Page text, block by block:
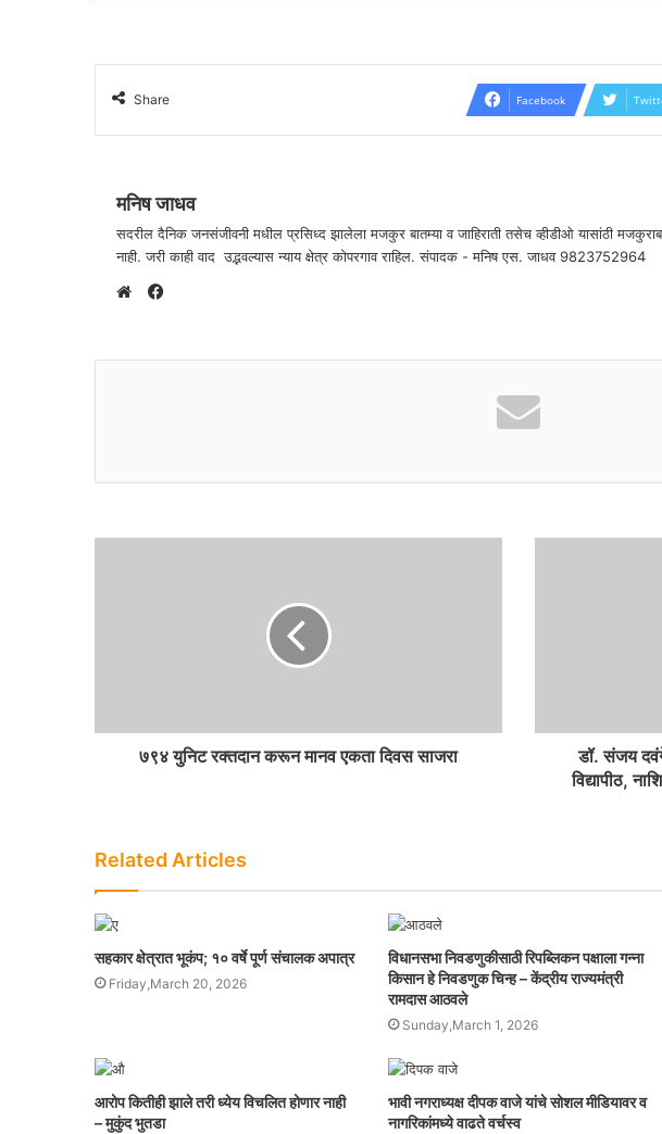
Share Facebook
मनिष जाधव
सदरील दैनिक जनसंजीवनी मधील प्रसिध्द झालेला मजकुर बातम्या व जाहिराती तसेच व्हीडीओ यासांठी
नाही. जरी काही वाद उद्भवल्यास न्याय क्षेत्र कोपरगाव राहिल. संपादक - मनिष एस. जाधव 9823752964
७९४ युनिट रक्तदान करून मानव एकता दिवस साजरा
डॉ. संजय दवंगे
विद्यापीठ,
Related Articles
सहकार क्षेत्रात भूकंप; १० वर्षे पूर्ण संचालक अपात्र
Friday,March 20, 2026
विधानसभा निवडणुकीसाठी रिपब्लिकन पक्षाला गन्ना
किसान हे निवडणुक चिन्ह – केंद्रीय राज्यमंत्री
रामदास आठवले
Sunday,March 1, 2026
आरोप कितीही झाले तरी ध्येय विचलित होणार नाही
– मुकुंद भुतडा
भावी नगराध्यक्ष दीपक वाजे यांचे सोशल मीडियावर व
नागरिकांमध्ये वाढते वर्चस्व